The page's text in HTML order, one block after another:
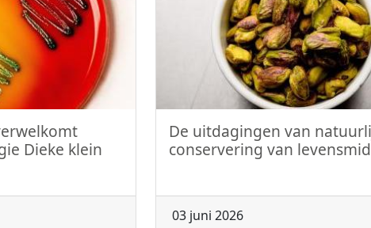
Dieke klein
De uitdagingen van
conservering van
03 juni 2026